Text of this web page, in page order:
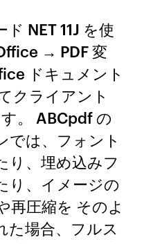
NET 11J を使
→ PDF 変
ドキュメント
クライアント
。 ABCpdf の
では、フォント
り、埋め込みフ
り、イメージの
再圧縮を そのよ
た場合、フルス